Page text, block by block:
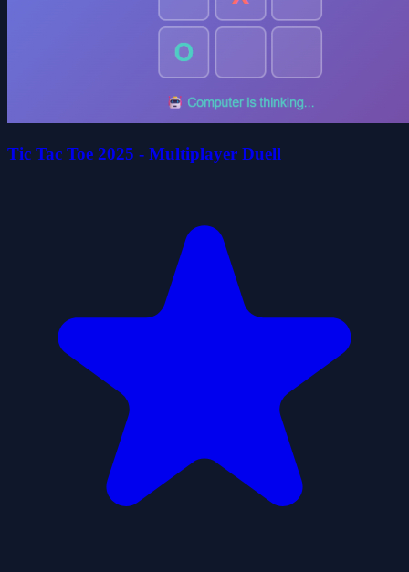
Tic Tac Toe 2025 - Multiplayer Duell